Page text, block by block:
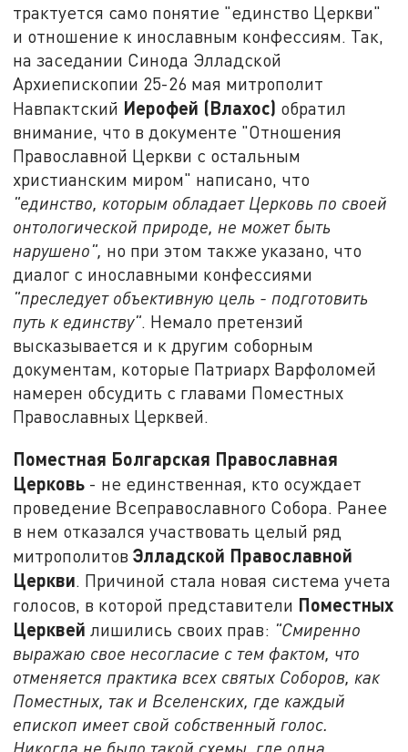
трактуется само понятие "единство Церкви"
и отношение к инославным конфессиям. Так,
на заседании Синода Элладской
Архиепископии 25-26 мая митрополит
Навпактский Иерофей (Влахос) обратил
внимание, что в документе "Отношения
Православной Церкви с остальным
христианским миром" написано, что
"единство, которым обладает Церковь по своей
онтологической природе, не может быть
нарушено", но при этом также указано, что
диалог с инославными конфессиями
"преследует объективную цель - подготовить
путь к единству". Немало претензий
высказывается и к другим соборным
документам, которые Патриарх Варфоломей
намерен обсудить с главами Поместных
Православных Церквей.
Поместная Болгарская Православная
Церковь - не единственная, кто осуждает
проведение Всеправославного Собора. Ранее
в нем отказался участвовать целый ряд
митрополитовЭлладской Православной
Церкви . Причиной стала новая система учета
голосов, в которой представители Поместных
Церквей лишились своих прав: "Смиренно
выражаю свое несогласие с тем фактом, что
отменяется практика всех святых Соборов, как
Поместных, так и Вселенских, где каждый
епископ имеет свой собственный голос.
Никогда не было такой схемы, где одна